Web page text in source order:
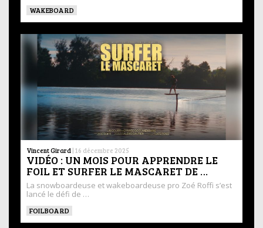
WAKEBOARD
Vincent Girard | 16 décembre 2025
VIDÉO : UN MOIS POUR APPRENDRE LE
FOIL ET SURFER LE MASCARET DE …
La snowboardeuse et wakeboardeuse pro Zoé Roffi s’est
lancé le défi de …
FOILBOARD